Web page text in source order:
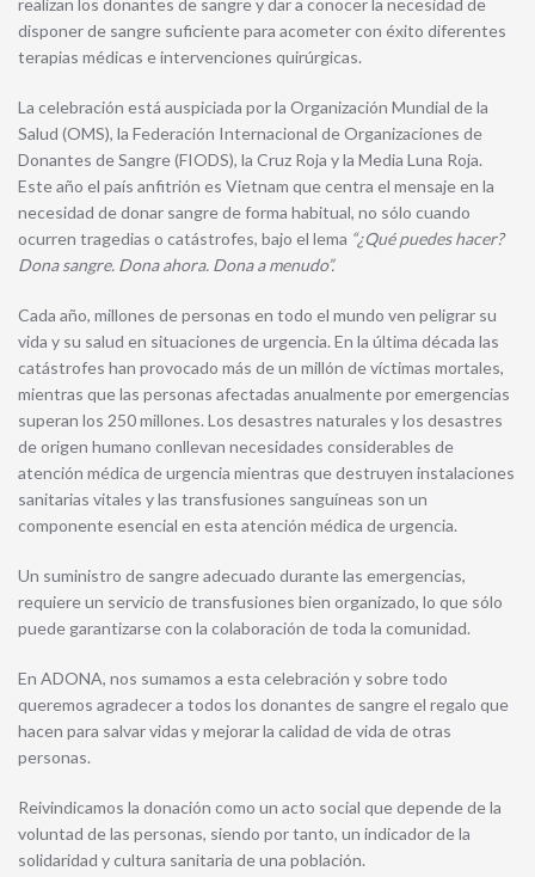
realizan los donantes de sangre y dar a conocer la necesidad de
disponer de sangre suficiente para acometer con éxito diferentes
terapias médicas e intervenciones quirúrgicas.
La celebración está auspiciada por la Organización Mundial de la
Salud (OMS), la Federación Internacional de Organizaciones de
Donantes de Sangre (FIODS), la Cruz Roja y la Media Luna Roja.
Este año el país anfitrión es Vietnam que centra el mensaje en la
necesidad de donar sangre de forma habitual, no sólo cuando
ocurren tragedias o catástrofes, bajo el lema “¿Qué puedes hacer?
Dona sangre. Dona ahora. Dona a menudo”.
Cada año, millones de personas en todo el mundo ven peligrar su
vida y su salud en situaciones de urgencia. En la última década las
catástrofes han provocado más de un millón de víctimas mortales,
mientras que las personas afectadas anualmente por emergencias
superan los 250 millones. Los desastres naturales y los desastres
de origen humano conllevan necesidades considerables de
atención médica de urgencia mientras que destruyen instalaciones
sanitarias vitales y las transfusiones sanguíneas son un
componente esencial en esta atención médica de urgencia.
Un suministro de sangre adecuado durante las emergencias,
requiere un servicio de transfusiones bien organizado, lo que sólo
puede garantizarse con la colaboración de toda la comunidad.
En ADONA, nos sumamos a esta celebración y sobre todo
queremos agradecer a todos los donantes de sangre el regalo que
hacen para salvar vidas y mejorar la calidad de vida de otras
personas.
Reivindicamos la donación como un acto social que depende de la
voluntad de las personas, siendo por tanto, un indicador de la
solidaridad y cultura sanitaria de una población.